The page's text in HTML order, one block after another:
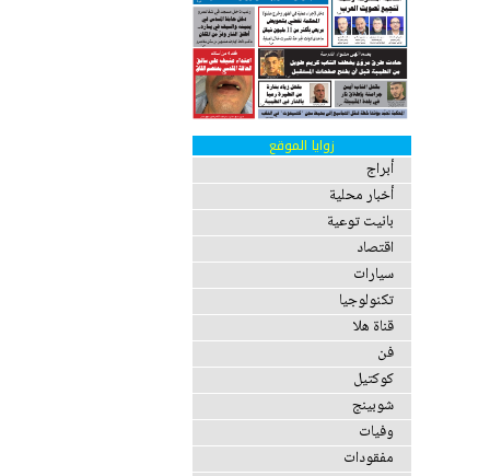
زوايا الموقع
أبراج
أخبار محلية
بانيت توعية
اقتصاد
سيارات
تكنولوجيا
قناة هلا
فن
كوكتيل
شوبينج
وفيات
مفقودات